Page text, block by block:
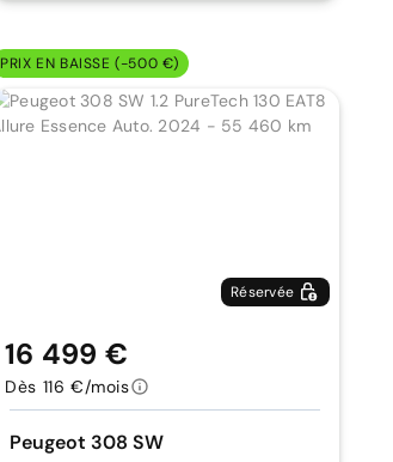
PRIX EN BAISSE (-500 €)
Réservée
Peugeot 308 SW
16 499 €
Dès 116 €/mois